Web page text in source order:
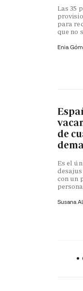
Las 35
para
que no
Enia
de
Es el
con un
Susana